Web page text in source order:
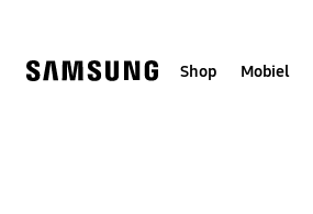
Shop Mobiel